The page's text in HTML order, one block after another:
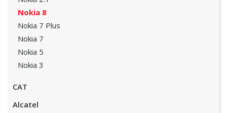
Nokia 8
Nokia 7 Plus
Nokia 7
Nokia 5
Nokia 3
CAT
Alcatel